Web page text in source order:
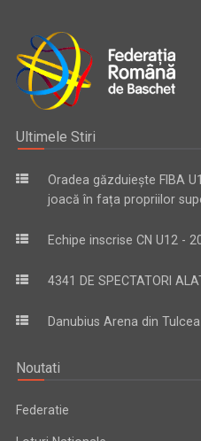
Ultimele Stiri
Oradea găzduiește FIBA
joacă în fața propriilor
Echipe inscrise CN U12 -
4341 DE SPECTATORI
Danubius Arena din
Noutati
Federatie